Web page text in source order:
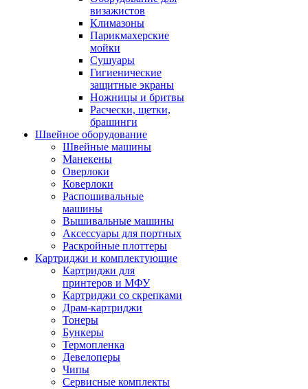
визажистов
Климазоны
Парикмахерские
мойки
Сушуары
Гигиенические
защитные экраны
Ножницы и бритвы
Расчески, щетки,
брашинги
Швейное оборудование
Швейные машины
Манекены
Оверлоки
Коверлоки
Распошивальные
машины
Вышивальные машины
Аксессуары для портных
Раскройные плоттеры
Картриджи и комплектующие
Картриджи для
принтеров и МФУ
Картриджи со скрепками
Драм-картриджи
Тонеры
Бункеры
Термопленка
Девелоперы
Чипы
Сервисные комплекты